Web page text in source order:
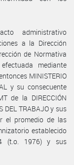
administrativo
a la Dirección
de Normativa
mediante
MINISTERIO
y su consecuente
de la DIRECCIÓN
DEL TRABAJO y sus
el promedio de las
establecido
(t.o. 1976) y sus